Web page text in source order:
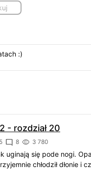
:)
- rozdział 20
8 3 780
uginają się pode nogi.
chłodził dłonie i